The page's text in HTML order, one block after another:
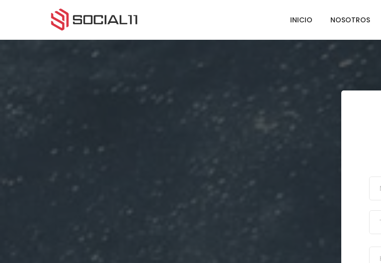
INICIO NOSOTROS